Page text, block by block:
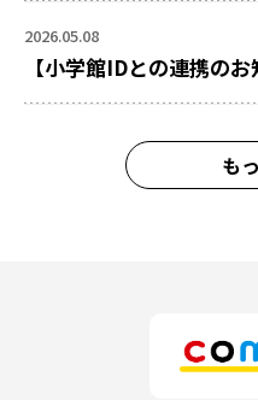
2026.05.08
【小学館IDとの連携のお
も